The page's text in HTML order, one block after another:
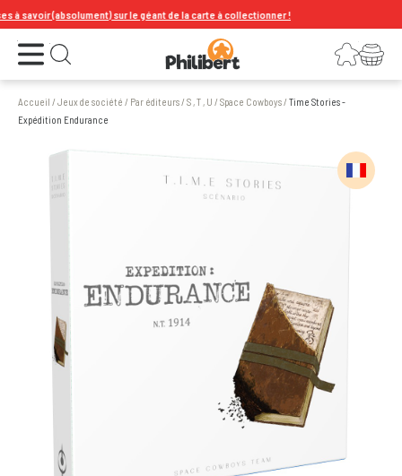
(absolument) sur le géant de la carte à collectionner !
Ouvrir le menu Ouvrir la recherche Connexion
Votre panier
Accueil /Jeux de société / Par éditeurs/S , T , U /Space Cowboys/Time Stories -
Expédition Endurance